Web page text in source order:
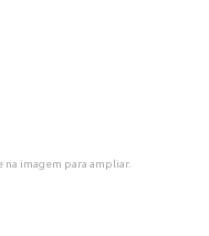
na imagem para ampliar.